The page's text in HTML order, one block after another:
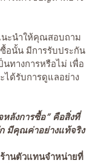
นะนำให้คุณสอบถาม
อนั้น มีการรับประกัน
ทางการหรือไม่ เพื่อ
ด้รับการดูแลอย่าง
หลังการซื้อ” คือสิ่งที่
มีคุณค่าอย่างแท้จริง
ร้านตัวแทนจำหน่ายที่